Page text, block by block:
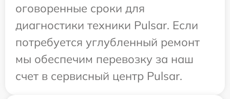
оговоренные сроки для
диагностики техники Pulsar. Если
потребуется углубленный ремонт
мы обеспечим перевозку за наш
счет в сервисный центр Pulsar.